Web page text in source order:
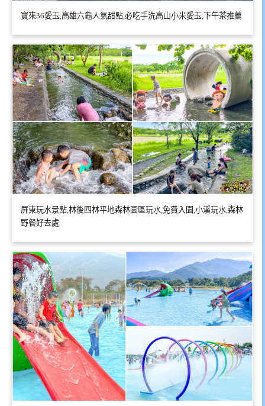
寶來36愛玉,高雄六龜人氣甜點,必吃手洗高山小米愛玉,下午茶推薦
屏東玩水景點,林後四林平地森林園區玩水,免費入園,小溪玩水,森林
野餐好去處